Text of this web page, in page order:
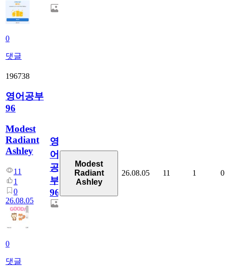
0
댓글
196738
영어공부
96
Modest
Radiant
Ashley
11
1
0
26.08.05
0
댓글
영
어
공
부
96
Modest
Radiant
Ashley
26.08.05 11 1 0